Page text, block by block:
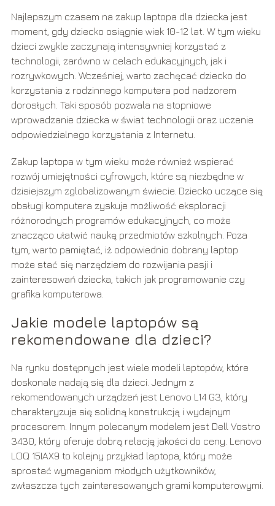
Najlepszym czasem na zakup laptopa dla dziecka jest
moment, gdy dziecko osiągnie wiek 10-12 lat. W tym wieku
dzieci zwykle zaczynają intensywniej korzystać z
technologii, zarówno w celach edukacyjnych, jak i
rozrywkowych. Wcześniej, warto zachęcać dziecko do
korzystania z rodzinnego komputera pod nadzorem
dorosłych. Taki sposób pozwala na stopniowe
wprowadzanie dziecka w świat technologii oraz uczenie
odpowiedzialnego korzystania z Internetu.
Zakup laptopa w tym wieku może również wspierać
rozwój umiejętności cyfrowych, które są niezbędne w
dzisiejszym zglobalizowanym świecie. Dziecko uczące się
obsługi komputera zyskuje możliwość eksploracji
różnorodnych programów edukacyjnych, co może
znacząco ułatwić naukę przedmiotów szkolnych. Poza
tym, warto pamiętać, iż odpowiednio dobrany laptop
może stać się narzędziem do rozwijania pasji i
zainteresowań dziecka, takich jak programowanie czy
grafika komputerowa.
Jakie modele laptopów są
rekomendowane dla dzieci?
Na rynku dostępnych jest wiele modeli laptopów, które
doskonale nadają się dla dzieci. Jednym z
rekomendowanych urządzeń jest Lenovo L14 G3, który
charakteryzuje się solidną konstrukcją i wydajnym
procesorem. Innym polecanym modelem jest Dell Vostro
3430, który oferuje dobrą relację jakości do ceny. Lenovo
LOQ 15IAX9 to kolejny przykład laptopa, który może
sprostać wymaganiom młodych użytkowników,
zwłaszcza tych zainteresowanych grami komputerowymi.